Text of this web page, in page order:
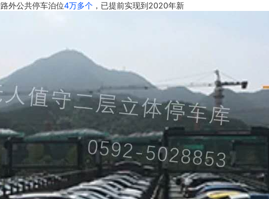
外公共停车泊位4万多个 ，已提前实现到2020年新